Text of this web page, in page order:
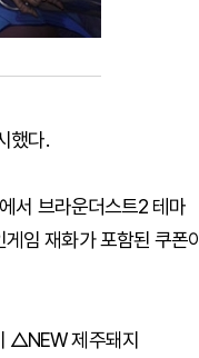
했다.
서 브라운더스트2 테마
임 재화가 포함된 쿠폰이
△NEW 제주돼지